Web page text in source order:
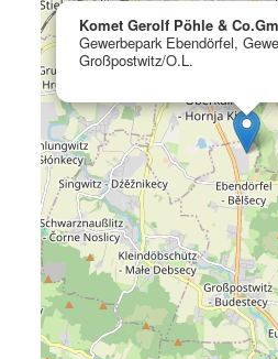
Komet Gerolf Pöhle &
Gewerbepark Ebendörfel,
Großpostwitz/O.L.